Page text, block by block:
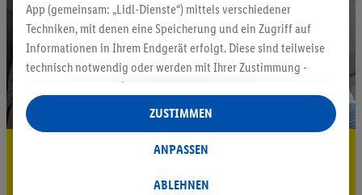
5.95 € Versand sparen³²ᵃ
Jetzt zum Newsletter anmelden
App (gemeinsam: „Lidl-Dienste“) mittels verschiedener
Techniken, mit denen eine Speicherung und ein Zugriff auf
Informationen in Ihrem Endgerät erfolgt. Diese sind teilweise
technisch notwendig oder werden mit Ihrer Zustimmung -
auch durch Partner (u.a.
Verantwortliche; im Zusammenhang mit dem IAB TCF
insgesamt
Statistik-Erstellung oder für personalisierte Werbung
Datenverarbeitungen für personalisierte Werbung werden
ABLEHNEN
ANPASSEN
ZUSTIMMEN